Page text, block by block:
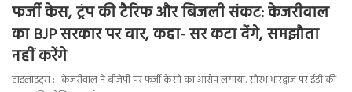
फर्जी केस, ट्रंप की टैरिफ और बिजली संकट: केजरीवाल
का BJP सरकार पर वार, कहा- सर कटा देंगे, समझौता
नहीं करेंगे
हाइलाइट्स :- केजरीवाल ने बीजेपी पर फर्जी केसों का आरोप लगाया. सौरभ भारद्वाज पर ईडी की